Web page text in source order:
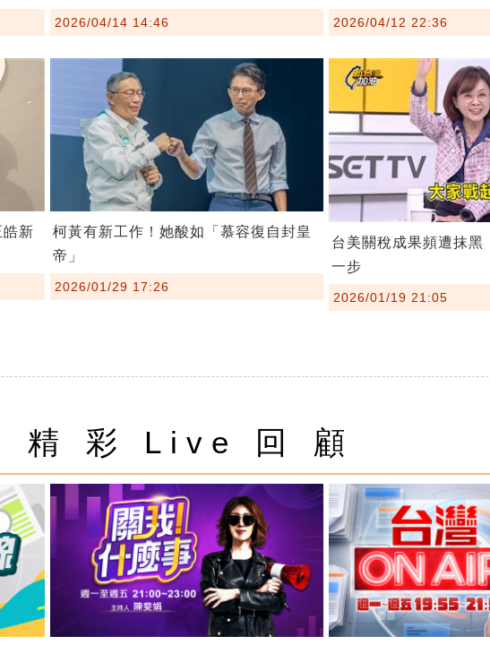
2026/04/14 14:46 2026/04/12 22:36
新
柯黃有新工作！她酸如「慕容復自封皇
帝」
2026/01/29 17:26
台美關稅成果頻遭抹黑
一步
2026/01/19 21:05
精 彩 Live 回 顧